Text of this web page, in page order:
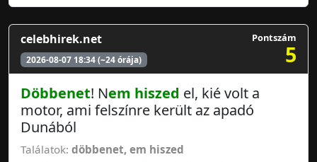
celebhirek.net
2026-08-07 18:34 (~24 órája)
Pontszám
5
Döbbenet! Nem hiszed el, kié volt a
motor, ami felszínre került az apadó
Dunából
Találatok: döbbenet, em hiszed